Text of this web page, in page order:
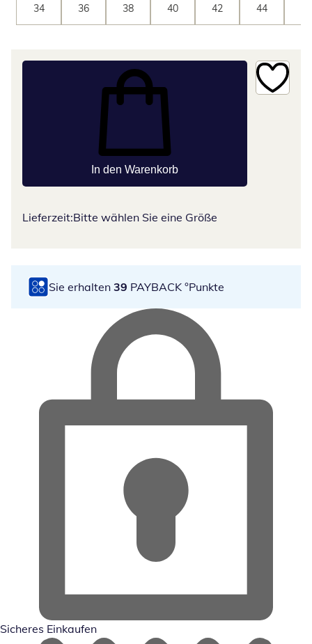
34 36 38 40 42 44
In den Warenkorb
Lieferzeit:Bitte wählen Sie eine Größe
Sie erhalten 39 PAYBACK °Punkte
Sicheres Einkaufen